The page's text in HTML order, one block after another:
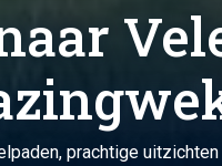
prachtige